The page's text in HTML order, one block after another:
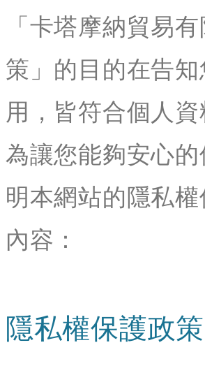
「卡塔摩納貿易
策」的目的在告
用，皆符合個人
為讓您能夠安心
明本網站的隱私
內容：
隱私權保護政